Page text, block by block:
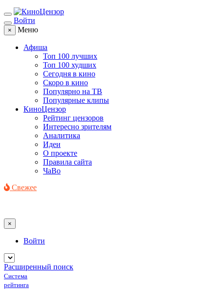
Войти
× Меню
Афиша
Топ 100 лучших
Топ 100 худших
Сегодня в кино
Скоро в кино
Популярно на ТВ
Популярные клипы
КиноЦензор
Рейтинг цензоров
Интересно зрителям
Аналитика
Идеи
О проекте
Правила сайта
ЧаВо
Свежее
×
Войти
Расширенный поиск
Система
рейтинга